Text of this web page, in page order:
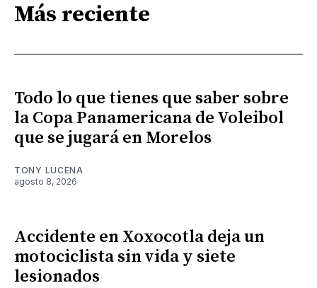
Más reciente
Todo lo que tienes que saber sobre
la Copa Panamericana de Voleibol
que se jugará en Morelos
TONY LUCENA
agosto 8, 2026
Accidente en Xoxocotla deja un
motociclista sin vida y siete
lesionados